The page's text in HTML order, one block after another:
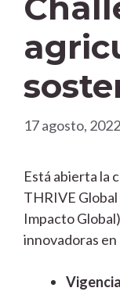
17 agosto, 2022
Está abierta la
THRIVE
Impacto
innovadoras